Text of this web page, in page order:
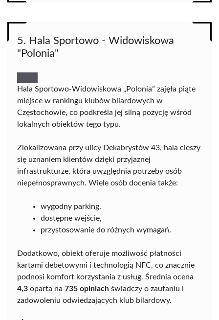
5. Hala Sportowo - Widowiskowa
"Polonia"
Hala Sportowo-Widowiskowa „Polonia” zajęła piąte
miejsce w rankingu klubów bilardowych w
Częstochowie, co podkreśla jej silną pozycję wśród
lokalnych obiektów tego typu.
Zlokalizowana przy ulicy Dekabrystów 43, hala cieszy
się uznaniem klientów dzięki przyjaznej
infrastrukturze, która uwzględnia potrzeby osób
niepełnosprawnych. Wiele osób docenia także:
wygodny parking,
dostępne wejście,
przystosowanie do różnych wymagań.
Dodatkowo, obiekt oferuje możliwość płatności
kartami debetowymi i technologią NFC, co znacznie
podnosi komfort korzystania z usług. Średnia ocena
4,3 oparta na 735 opiniach świadczy o zaufaniu i
zadowoleniu odwiedzających klub bilardowy.